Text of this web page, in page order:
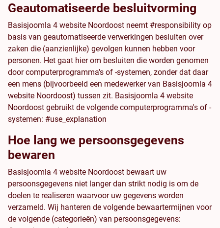
Geautomatiseerde besluitvorming
Basisjoomla 4 website Noordoost neemt #responsibility op
basis van geautomatiseerde verwerkingen besluiten over
zaken die (aanzienlijke) gevolgen kunnen hebben voor
personen. Het gaat hier om besluiten die worden genomen
door computerprogramma's of -systemen, zonder dat daar
een mens (bijvoorbeeld een medewerker van Basisjoomla 4
website Noordoost) tussen zit. Basisjoomla 4 website
Noordoost gebruikt de volgende computerprogramma's of -
systemen: #use_explanation
Hoe lang we persoonsgegevens
bewaren
Basisjoomla 4 website Noordoost bewaart uw
persoonsgegevens niet langer dan strikt nodig is om de
doelen te realiseren waarvoor uw gegevens worden
verzameld. Wij hanteren de volgende bewaartermijnen voor
de volgende (categorieën) van persoonsgegevens: